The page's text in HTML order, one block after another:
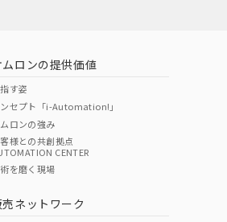
ムロンの提供価値
す姿
セプト「i-Automation!」
ロンの強み
様との共創拠点
CENTER
を磨く現場
売ネットワーク